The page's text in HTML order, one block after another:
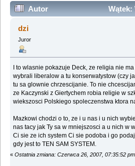
Autor
Wątek:
dowiedziałem... (Przeczytany
dzi
Juror
I to wlasnie pokazuje Deck, ze religia nie
wybrali liberalow a tu konserwatystow (czy
tu sa glownie chrzescijanie. To nie
ze Kaczynski z Giertychem robia religie w
wiekszosci Polskiego spoleczenstwa ktora
Mazkowi chodzi o to, ze i u nas i u nich
nas tacy jak Ty sa w mniejszosci a u nich w
Ci sie ze ich system Ci sie podoba i go
gdy jest to TEN SAM SYSTEM.
« Ostatnia zmiana: Czerwca 26, 2007, 07:35:52